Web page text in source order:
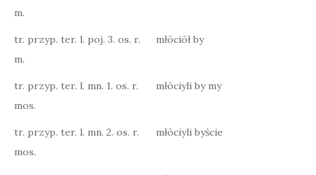
m.
tr. przyp. ter. l. poj. 3. os. r.
m.
młōciōł by
tr. przyp. ter. l. mn. 1. os. r.
mos.
młōciyli by my
tr. przyp. ter. l. mn. 2. os. r.
mos.
młōciyli byście